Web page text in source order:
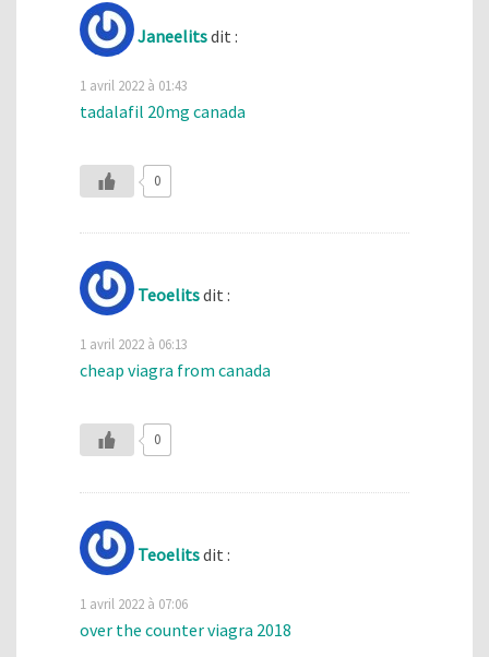
Janeelitsdit :
1 avril 2022 à 01:43
tadalafil 20mg canada
0
Teoelitsdit :
1 avril 2022 à 06:13
cheap viagra from canada
0
Teoelitsdit :
1 avril 2022 à 07:06
over the counter viagra 2018